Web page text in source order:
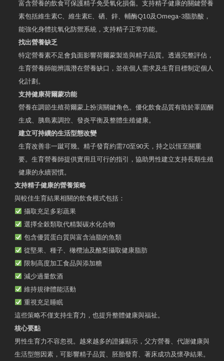
富含營養的飲食可保護精子免受氧化損傷。支持精子健康的關鍵營養
素包括維生素C、維生素E、硒、鋅、輔酶Q10及Omega-3脂肪酸，
能強化身體抗氧化防禦系統，支持精子正常功能。
找出營養缺乏
特定營養素不足會負面影響荷爾蒙製造與精子品質。透過完整評估，
生育營養師能辨識潛在營養缺口，並依個人需求及生育目標制定個人
化計劃。
支持健康荷爾蒙功能
營養在調節生殖荷爾蒙上扮演關鍵角色。優化飲食品質有助於睪固酮
生成、胰島素調控、發炎平衡及整體生殖健康。
建立可持續的生活型態改變
生育改善非一蹴可幾。精子發育約需70至90天，持之以恆至關重
要。生育營養師提供實用且可行的指引，協助男性建立支持長期生殖
健康的永續習慣。
支持精子健康的營養策略
與較佳生育結果相關的飲食模式包括：
攝取充足多彩蔬果
選擇全穀類取代精製碳水化合物
包含優質蛋白質與富含油脂的魚類
從堅果、種子、橄欖油及酪梨攝取健康脂肪
限制高度加工食品與添加糖
減少過量飲酒
維持規律體能活動
重視充足睡眠
這些策略不僅支持生育力，也提升整體健康與福祉。
核心要點
男性生育力不容忽視。越來越多的證據顯示，父方營養、代謝健康與
生活型態因素，可影響精子品質、胚胎發育、著床成功及懷孕結果。